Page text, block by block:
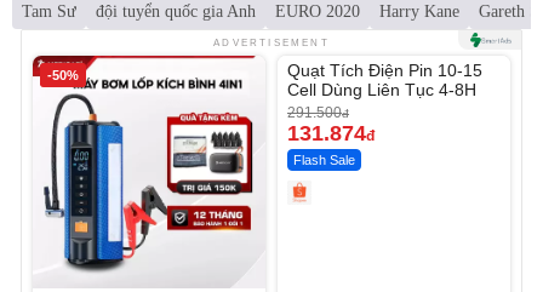
Tam Sư đội tuyển quốc gia Anh EURO 2020 Harry Kane Gareth
ADVERTISEMENT
-50% -54%
Unmute
Quạt Tích Điện Pin 10-15
Cell Dùng Liên Tục 4-8H
291.500đ
131.874đ
Flash Sale